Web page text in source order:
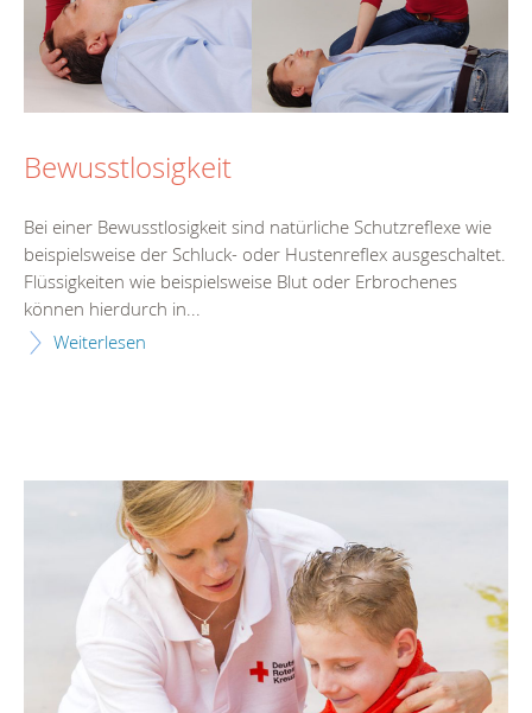
Bewusstlosigkeit
Bei einer Bewusstlosigkeit sind natürliche Schutzreflexe wie
beispielsweise der Schluck- oder Hustenreflex ausgeschaltet.
Flüssigkeiten wie beispielsweise Blut oder Erbrochenes
können hierdurch in...
Weiterlesen